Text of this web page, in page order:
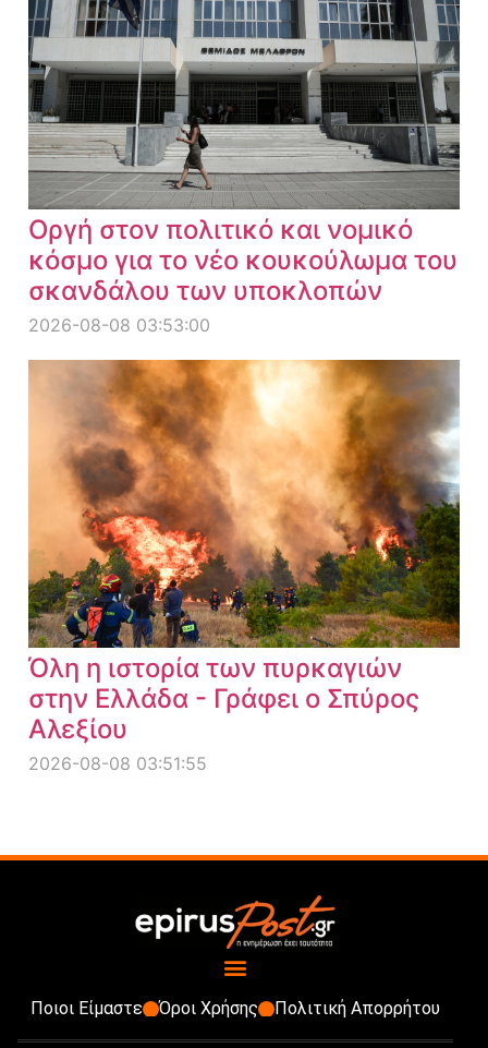
Οργή στον πολιτικό και νομικό
κόσμο για το νέο κουκούλωμα του
σκανδάλου των υποκλοπών
2026-08-08 03:53:00
Όλη η ιστορία των πυρκαγιών
στην Ελλάδα - Γράφει ο Σπύρος
Αλεξίου
2026-08-08 03:51:55
Ποιοι Είμαστε Όροι Χρήσης Πολιτική Απορρήτου